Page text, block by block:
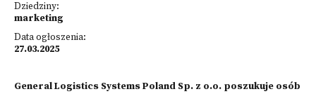
Dziedziny:
marketing
Data ogłoszenia:
27.03.2025
General Logistics Systems Poland Sp. z o.o. poszukuje osób